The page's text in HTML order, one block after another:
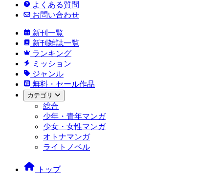
よくある質問
お問い合わせ
新刊一覧
新刊雑誌一覧
ランキング
ミッション
ジャンル
無料・セール作品
カテゴリ
総合
少年・青年マンガ
少女・女性マンガ
オトナマンガ
ライトノベル
トップ